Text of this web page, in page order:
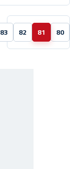
80
81
82
83